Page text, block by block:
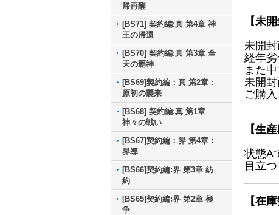
帰再醒
[BS71] 契約編:真 第4章 神
王の帰還
[BS70] 契約編:真 第3章 全
天の覇神
[BS69]契約編：真 第2章：
原初の襲来
[BS68] 契約編:真 第1章
神々の戦い
[BS67]契約編：界 第4章：
界導
[BS66]契約編:界 第3章 紡
約
[BS65]契約編:界 第2章 極
争
【未
未開
経年
また
未開
ご購
【生
状態A
目立
【在